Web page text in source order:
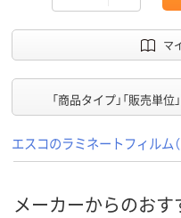
マ
「商品タイプ」「販売単位
エスコのラミネートフィルム
メーカーからのおす